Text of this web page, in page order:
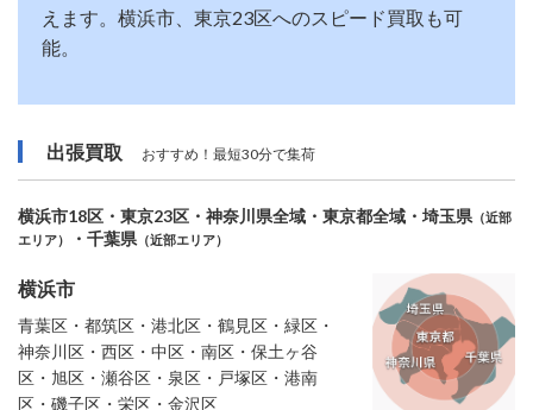
えます。横浜市、東京23区へのスピード買取も可
能。
出張買取 おすすめ！最短30分で集荷
横浜市18区・東京23区・神奈川県全域・東京都全域・埼玉県 （近部
エリア）
・千葉県 （近部エリア）
横浜市
青葉区・都筑区・港北区・鶴見区・緑区・
神奈川区・西区・中区・南区・保土ヶ谷
区・旭区・瀬谷区・泉区・戸塚区・港南
区・磯子区・栄区・金沢区